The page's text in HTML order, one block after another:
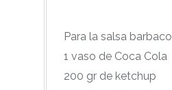
Para la salsa
1 vaso de Coca Cola
200 gr de ketchup